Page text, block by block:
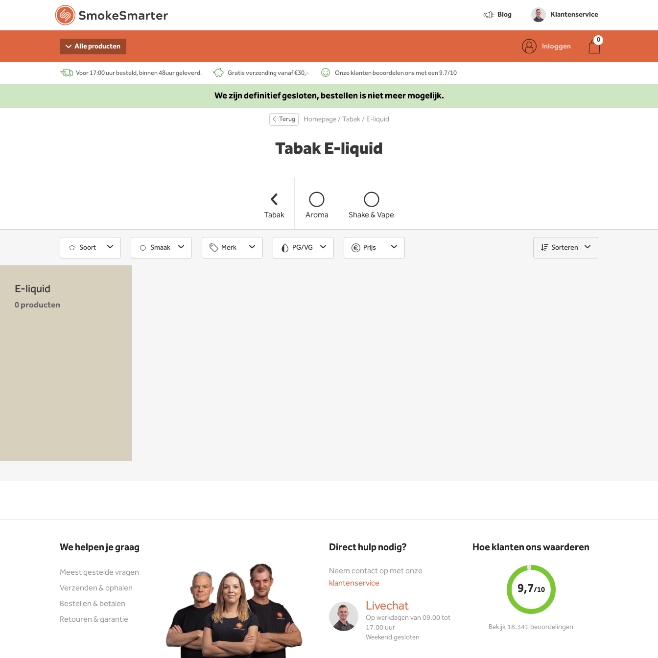
Blog Klantenservice
Alle producten Inloggen
Voor 17:00 uur besteld, binnen 48uur geleverd. Gratis verzending vanaf €30,- Onze klanten beoordelen ons met een 9.7/10
We zijn definitief gesloten, bestellen is niet meer mogelijk.
Terug Homepage/Tabak/ E-liquid
Tabak E-liquid
Tabak Aroma Shake & Vape
Soort Smaak Merk PG/VG Prijs Sorteren
E-liquid
0 producten
We helpen je graag
Meest gestelde vragen
Verzenden & ophalen
Bestellen & betalen
Retouren & garantie
Direct hulp nodig?
Neem contact op met onze
klantenservice
Livechat
Op werkdagen van 09.00 tot
17.00 uur
Weekend gesloten
Hoe klanten ons waarderen
9,7/10
Bekijk 18.341 beoordelingen